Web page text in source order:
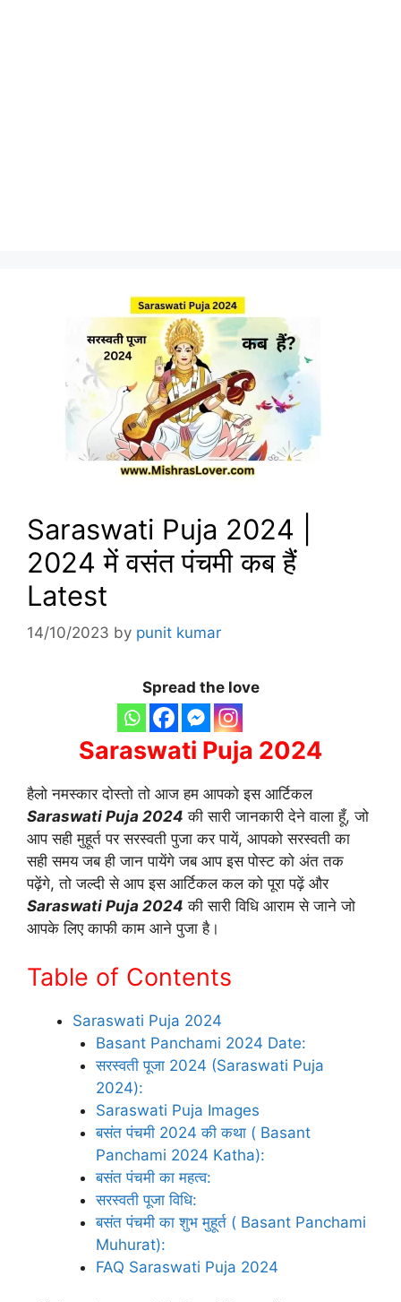
Saraswati Puja 2024 |
2024 में वसंत पंचमी कब हैं
Latest
14/10/2023 by punit kumar
Spread the love
Saraswati Puja 2024
हैलो नमस्कार दोस्तो तो आज हम आपको इस आर्टिकल
Saraswati Puja 2024 की सारी जानकारी देने वाला हूँ, जो
आप सही मुहूर्त पर सरस्वती पुजा कर पायें, आपको सरस्वती का
सही समय जब ही जान पायेंगे जब आप इस पोस्ट को अंत तक
पढ़ेंगे, तो जल्दी से आप इस आर्टिकल कल को पूरा पढ़ें और
Saraswati Puja 2024 की सारी विधि आराम से जाने जो
आपके लिए काफी काम आने पुजा है।
Table of Contents
Saraswati Puja 2024
Basant Panchami 2024 Date:
सरस्वती पूजा 2024 (Saraswati Puja
2024):
Saraswati Puja Images
बसंत पंचमी 2024 की कथा ( Basant
Panchami 2024 Katha):
बसंत पंचमी का महत्व:
सरस्वती पूजा विधि:
बसंत पंचमी का शुभ मुहूर्त ( Basant Panchami
Muhurat):
FAQ Saraswati Puja 2024